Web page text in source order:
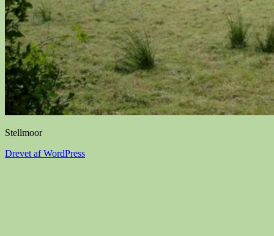
Stellmoor
Drevet af WordPress